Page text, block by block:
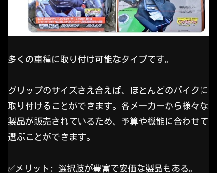
多くの車種に取り付け可能なタイプです。
グリップのサイズさえ合えば、ほとんどのバイクに
取り付けることができます。各メーカーから様々な
製品が販売されているため、予算や機能に合わせて
選ぶことができます。
✅️メリット: 選択肢が豊富で安価な製品もある。